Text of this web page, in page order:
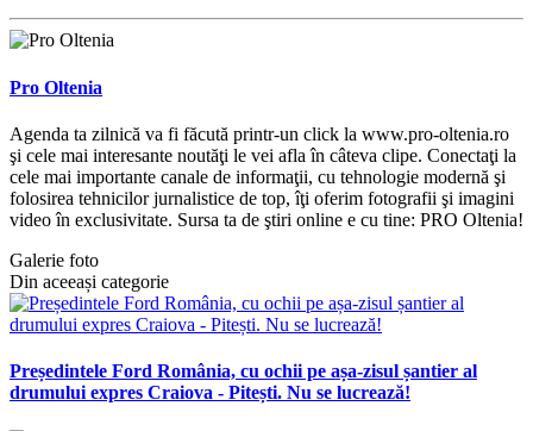
Pro Oltenia
Agenda ta zilnică va fi făcută printr-un click la www.pro-oltenia.ro
şi cele mai interesante noutăţi le vei afla în câteva clipe. Conectaţi la
cele mai importante canale de informaţii, cu tehnologie modernă şi
folosirea tehnicilor jurnalistice de top, îţi oferim fotografii şi imagini
video în exclusivitate. Sursa ta de ştiri online e cu tine: PRO Oltenia!
Galerie foto
Din aceeași categorie
Președintele Ford România, cu ochii pe așa-zisul șantier al
drumului expres Craiova - Pitești. Nu se lucrează!